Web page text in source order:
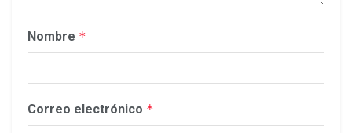
Nombre *
Correo electrónico *